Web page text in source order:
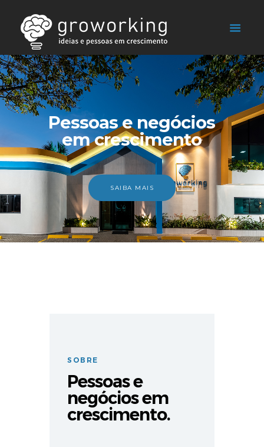
Pessoas e negócios
em crescimento
SAIBA MAIS
SOBRE
Pessoas e
negócios em
crescimento.